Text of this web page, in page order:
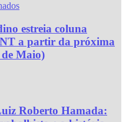
estreia coluna
a partir da próxima
Maio)
Roberto Hamada: